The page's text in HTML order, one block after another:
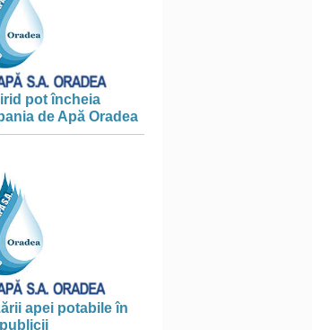
pot încheia
de Apă Oradea
apei potabile în